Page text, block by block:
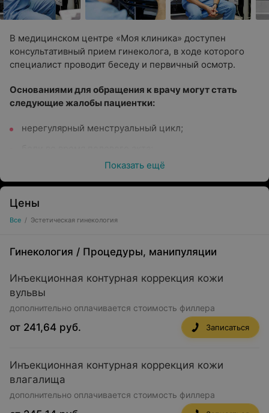
В медицинском центре «Моя клиника» доступен
консультативный прием гинеколога, в ходе которого
специалист проводит беседу и первичный осмотр.
Основаниями для обращения к врачу могут стать
следующие жалобы пациентки:
нерегулярный менструальный цикл;
дискомфорт при мочеиспускании;
специфические выделения;
трудности с зачатием или вынашиванием;
Прием включает не только
консультацию, но и другие
мероприятия
Показать ещё
Цены
Все / Эстетическая гинекология
Гинекология / Процедуры, манипуляции
Инъекционная контурная коррекция кожи
вульвы
дополнительно оплачивается стоимость филлера
от 241,64 руб. Записаться
Инъекционная контурная коррекция кожи
влагалища
дополнительно оплачивается стоимость филлера